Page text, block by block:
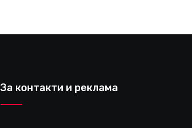
За контакти и реклама